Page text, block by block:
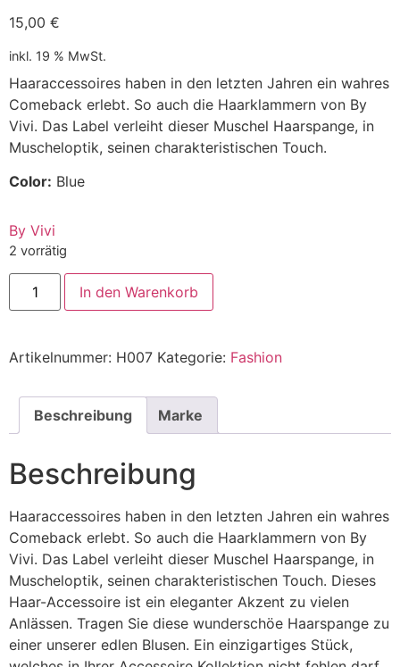
15,00 €
inkl. 19 % MwSt.
Haaraccessoires haben in den letzten Jahren ein wahres
Comeback erlebt. So auch die Haarklammern von By
Vivi. Das Label verleiht dieser Muschel Haarspange, in
Muscheloptik, seinen charakteristischen Touch.
Color: Blue
By Vivi
2 vorrätig
In den Warenkorb
Artikelnummer: H007 Kategorie: Fashion
Beschreibung Marke
Beschreibung
Haaraccessoires haben in den letzten Jahren ein wahres
Comeback erlebt. So auch die Haarklammern von By
Vivi. Das Label verleiht dieser Muschel Haarspange, in
Muscheloptik, seinen charakteristischen Touch. Dieses
Haar-Accessoire ist ein eleganter Akzent zu vielen
Anlässen. Tragen Sie diese wunderschöe Haarspange zu
einer unserer edlen Blusen. Ein einzigartiges Stück,